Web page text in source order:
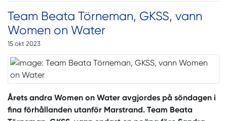
Team Beata Törneman, GKSS, vann
Women on Water
15 okt 2023
Årets andra Women on Water avgjordes på söndagen i
fina förhållanden utanför Marstrand. Team Beata